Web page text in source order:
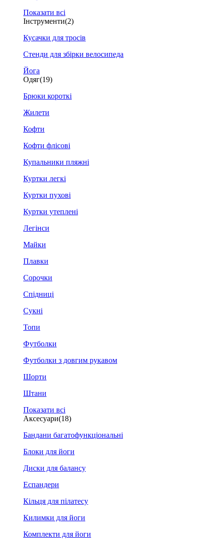
Показати всі
Інструменти(2)
Кусачки для тросів
Стенди для збірки велосипеда
Йога
Одяг(19)
Брюки короткі
Жилети
Кофти
Кофти флісові
Купальники пляжні
Куртки легкі
Куртки пухові
Куртки утеплені
Легінси
Майки
Плавки
Сорочки
Спідниці
Сукні
Топи
Футболки
Футболки з довгим рукавом
Шорти
Штани
Показати всі
Аксесуари(18)
Бандани багатофункціональні
Блоки для йоги
Диски для балансу
Еспандери
Кільця для пілатесу
Килимки для йоги
Комплекти для йоги